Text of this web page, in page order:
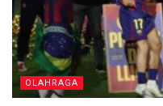
OLAHRAGA